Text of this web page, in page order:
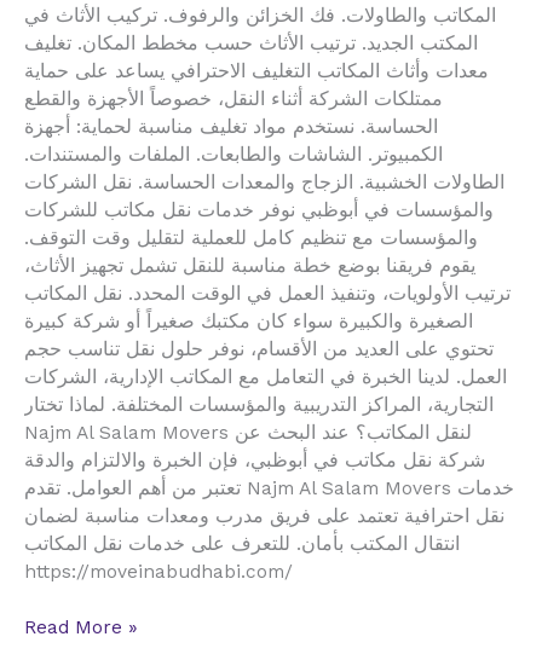
المكاتب والطاولات. فك الخزائن والرفوف. تركيب الأثاث في
المكتب الجديد. ترتيب الأثاث حسب مخطط المكان. تغليف
معدات وأثاث المكاتب التغليف الاحترافي يساعد على حماية
ممتلكات الشركة أثناء النقل، خصوصاً الأجهزة والقطع
الحساسة. نستخدم مواد تغليف مناسبة لحماية: أجهزة
الكمبيوتر. الشاشات والطابعات. الملفات والمستندات.
الطاولات الخشبية. الزجاج والمعدات الحساسة. نقل الشركات
والمؤسسات في أبوظبي نوفر خدمات نقل مكاتب للشركات
والمؤسسات مع تنظيم كامل للعملية لتقليل وقت التوقف.
يقوم فريقنا بوضع خطة مناسبة للنقل تشمل تجهيز الأثاث،
ترتيب الأولويات، وتنفيذ العمل في الوقت المحدد. نقل المكاتب
الصغيرة والكبيرة سواء كان مكتبك صغيراً أو شركة كبيرة
تحتوي على العديد من الأقسام، نوفر حلول نقل تناسب حجم
العمل. لدينا الخبرة في التعامل مع المكاتب الإدارية، الشركات
التجارية، المراكز التدريبية والمؤسسات المختلفة. لماذا تختار
Najm Al Salam Movers لنقل المكاتب؟ عند البحث عن
شركة نقل مكاتب في أبوظبي، فإن الخبرة والالتزام والدقة
تعتبر من أهم العوامل. تقدم Najm Al Salam Movers خدمات
نقل احترافية تعتمد على فريق مدرب ومعدات مناسبة لضمان
انتقال المكتب بأمان. للتعرف على خدمات نقل المكاتب
https://moveinabudhabi.com/
Read More »